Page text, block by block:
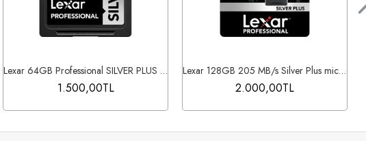
Lexar 64GB Professional SILVER PLUS UHS-I SDXC Hafıza Kartı
1.500,00TL
Lexar 128GB 205 MB/s Silver Plus microSD UHS-I V30 Hafıza Kartı
2.000,00TL